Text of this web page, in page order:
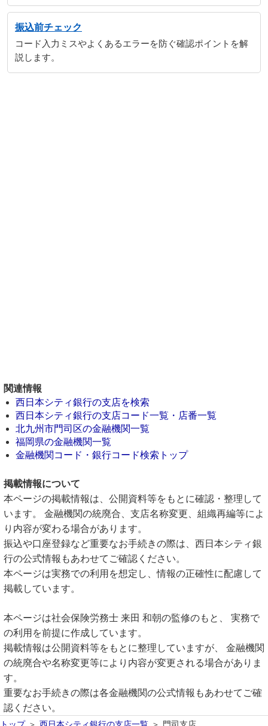
振込前チェック
コード入力ミスやよくあるエラーを防ぐ確認ポイントを解
説します。
関連情報
西日本シティ銀行の支店を検索
西日本シティ銀行の支店コード一覧・店番一覧
北九州市門司区の金融機関一覧
福岡県の金融機関一覧
金融機関コード・銀行コード検索トップ
掲載情報について
本ページの掲載情報は、公開資料等をもとに確認・整理して
います。 金融機関の統廃合、支店名称変更、組織再編等によ
り内容が変わる場合があります。
振込や口座登録など重要なお手続きの際は、西日本シティ銀
行の公式情報もあわせてご確認ください。
本ページは実務での利用を想定し、情報の正確性に配慮して
掲載しています。
本ページは社会保険労務士 来田 和朝の監修のもと、 実務で
の利用を前提に作成しています。
掲載情報は公開資料等をもとに整理していますが、 金融機関
の統廃合や名称変更等により内容が変更される場合がありま
す。
重要なお手続きの際は各金融機関の公式情報もあわせてご確
認ください。